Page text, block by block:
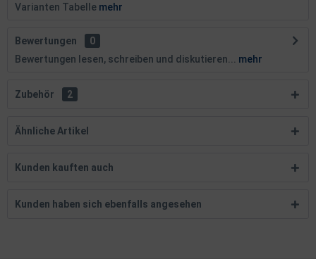
Varianten Tabelle mehr
Bewertungen
0
Bewertungen lesen, schreiben und diskutieren...
mehr
Zubehör 2
Ähnliche Artikel
Kunden kauften auch
Kunden haben sich ebenfalls angesehen